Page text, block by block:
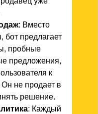
: Вместо
бот предлагает
пробные
предложения,
к
не продает в
решение.
: Каждый